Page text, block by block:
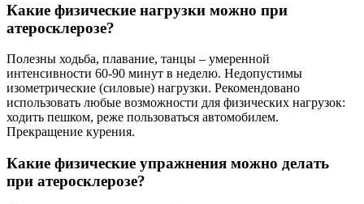
Какие физические нагрузки можно при
атеросклерозе?
Полезны ходьба, плавание, танцы – умеренной
интенсивности 60-90 минут в неделю. Недопустимы
изометрические (силовые) нагрузки. Рекомендовано
использовать любые возможности для физических нагрузок:
ходить пешком, реже пользоваться автомобилем.
Прекращение курения.
Какие физические упражнения можно делать
при атеросклерозе?